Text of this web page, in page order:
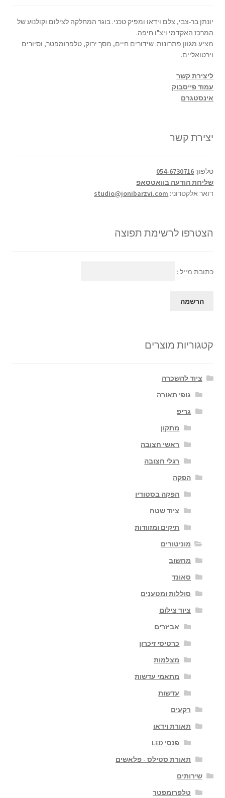
יונתן בר-צבי, צלם וידאו ומפיק טכני. בוגר המחלקה לצילום וקולנוע של
המרכז האקדמי ויצ"ו חיפה.
מציע מגוון פתרונות: שידורים חיים, מסך ירוק, טלפרומפטר, וסיורים
וירטואליים.
ליצירת קשר
עמוד פייסבוק
אינסטגרם
יצירת קשר
טלפון: 054-6730716
שליחת הודעה בוואטסאפ
דואר אלקטרוני: studio@jonibarzvi.com
הצטרפו לרשימת תפוצה
כתובת מייל :
קטגוריות מוצרים
ציוד להשכרה
גופי תאורה
גריפ
מתקון
ראשי חצובה
רגלי חצובה
הפקה
הפקה בסטודיו
ציוד שטח
תיקים ומזוודות
מוניטורים
מחשוב
סאונד
סוללות ומטענים
ציוד צילום
אביזרים
כרטיסי זיכרון
מצלמות
מתאמי עדשות
עדשות
רקעים
תאורת וידאו
פנסי LED
תאורת סטילס - פלאשים
שירותים
טלפרומפטר